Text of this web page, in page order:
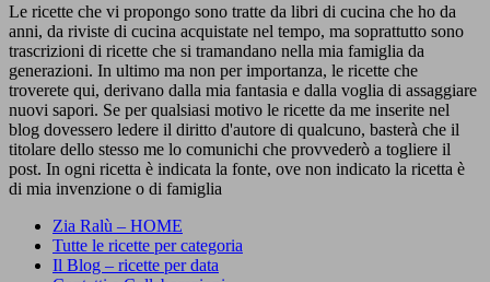
Le ricette che vi propongo sono tratte da libri di cucina che ho da
anni, da riviste di cucina acquistate nel tempo, ma soprattutto sono
trascrizioni di ricette che si tramandano nella mia famiglia da
generazioni. In ultimo ma non per importanza, le ricette che
troverete qui, derivano dalla mia fantasia e dalla voglia di assaggiare
nuovi sapori. Se per qualsiasi motivo le ricette da me inserite nel
blog dovessero ledere il diritto d'autore di qualcuno, basterà che il
titolare dello stesso me lo comunichi che provvederò a togliere il
post. In ogni ricetta è indicata la fonte, ove non indicato la ricetta è
di mia invenzione o di famiglia
Zia Ralù – HOME
Tutte le ricette per categoria
Il Blog – ricette per data